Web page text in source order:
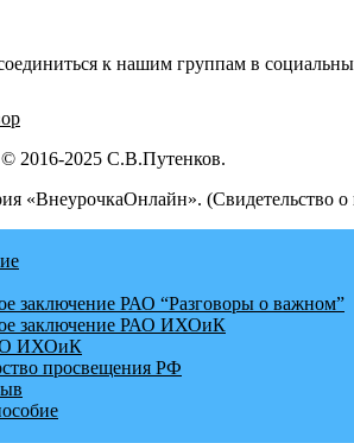
к нашим группам в
2016-2025 С.В.Путенков.
«ВнеурочкаОнлайн».
заключение РАО “Разговоры о важном”
заключение РАО ИХОиК
ИХОиК
просвещения РФ